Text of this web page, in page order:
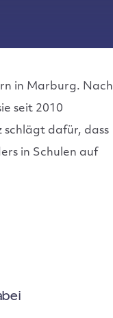
in Marburg. Nach
seit 2010
schlägt dafür, dass
in Schulen auf